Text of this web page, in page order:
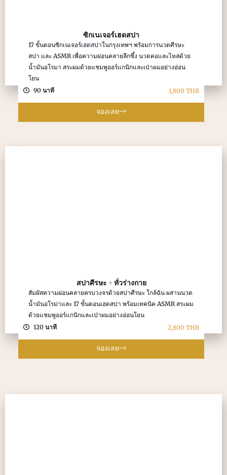
ซิกเนเจอร์เฮดสปา
17 ขั้นตอนซิกเนเจอร์เฮดสปาในกรุงเทพฯ พร้อมการนวดศีรษะ
สปา และ ASMR เพื่อความผ่อนคลายลึกซึ้ง นวดคอและไหล่ด้วย
น้ำมันอโรมา สระผมด้วยแชมพูออร์แกนิกและเป่าผมอย่างอ่อน
โยน
90 นาที
1,800 THB
จองเลย
สปาศีรษะ + ทั่วร่างกาย
สัมผัสความผ่อนคลายครบวงจรด้วยสปาศีรษะ ใกล้ฉัน ผสานนวด
น้ำมันอโรม่าและ 17 ขั้นตอนเฮดสปา พร้อมเทคนิค ASMR สระผม
ด้วยแชมพูออร์แกนิกและเป่าผมอย่างอ่อนโยน
120 นาที
2,800 THB
จองเลย